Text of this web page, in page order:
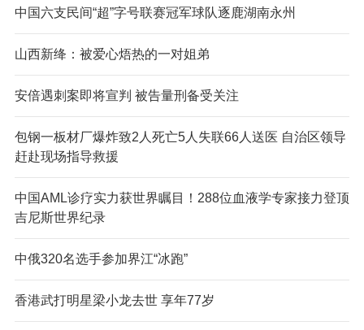
中国六支民间“超”字号联赛冠军球队逐鹿湖南永州
山西新绛：被爱心焐热的一对姐弟
安倍遇刺案即将宣判 被告量刑备受关注
包钢一板材厂爆炸致2人死亡5人失联66人送医 自治区领导
赶赴现场指导救援
中国AML诊疗实力获世界瞩目！288位血液学专家接力登顶
吉尼斯世界纪录
中俄320名选手参加界江“冰跑”
香港武打明星梁小龙去世 享年77岁